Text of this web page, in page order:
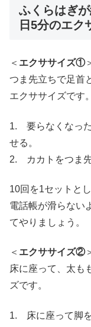
ふくらはぎ
日5分のエク
＜ エクササイズ①
つま先立ちで足首
エクササイズです。
1. 要らなくなっ
せる。
2. カカトをつま先
10回を1セットと
電話帳が滑らない
てやりましょう。
＜ エクササイズ②
床に座って、太も
ズです。
1. 床に座って脚を